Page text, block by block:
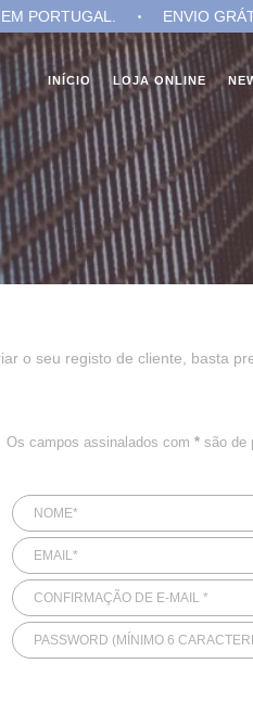
ENVIO GRÁTIS
INÍCIO LOJA ONLINE
o seu registo de cliente, basta
Os campos assinalados com * são de
NOME*
EMAIL*
CONFIRMAÇÃO DE E-MAIL *
PASSWORD (MÍNIMO 6